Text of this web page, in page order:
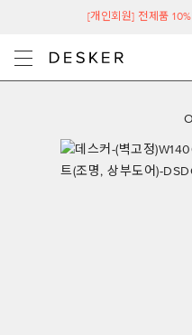
[개인회원] 전제품